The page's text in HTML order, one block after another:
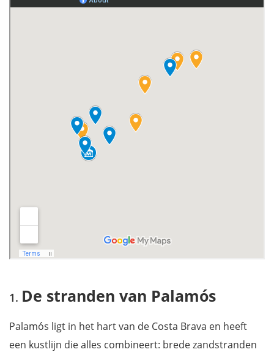
De stranden van Palamós
Palamós ligt in het hart van de Costa Brava en heeft
een kustlijn die alles combineert: brede zandstranden